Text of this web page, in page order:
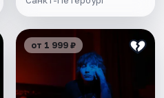
от 1 999 ₽